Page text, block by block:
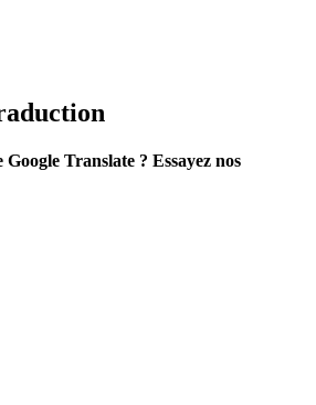
Translate ? Essayez nos